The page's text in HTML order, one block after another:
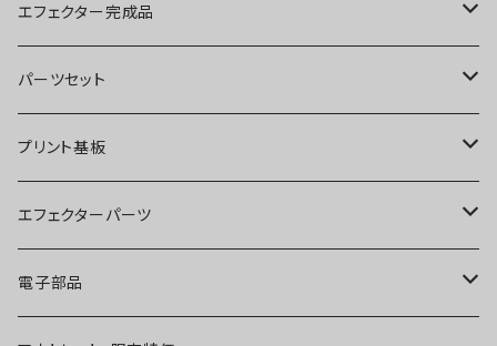
ブースター
オーバードライブ
ディストーション
ファズ
プリアンプ
エフェクター完成品
ブースター
オーバードライブ
ディストーション
ファズ
パーツセット
ブースター
オーバードライブ
ディストーション
プリント基板
オーバードライブ
ディストーション
エフェクターパーツ
スイッチ
電子部品